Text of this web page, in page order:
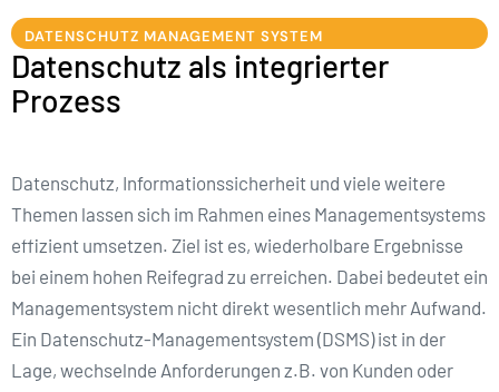
DATENSCHUTZ MANAGEMENT SYSTEM
Datenschutz als integrierter
Prozess
Datenschutz, Informationssicherheit und viele weitere
Themen lassen sich im Rahmen eines Managementsystems
effizient umsetzen. Ziel ist es, wiederholbare Ergebnisse
bei einem hohen Reifegrad zu erreichen. Dabei bedeutet ein
Managementsystem nicht direkt wesentlich mehr Aufwand.
Ein Datenschutz-Managementsystem (DSMS) ist in der
Lage, wechselnde Anforderungen z.B. von Kunden oder